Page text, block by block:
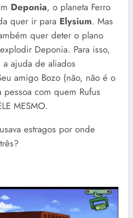
Deponia, o planeta Ferro
quer ir para Elysium. Mas
quer deter o plano
Deponia. Para isso,
ajuda de aliados
amigo Bozo (não, não é o
com quem Rufus
MESMO.
estragos por onde